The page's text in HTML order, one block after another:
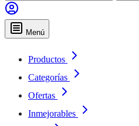
Menú
Productos
Categorías
Ofertas
Inmejorables